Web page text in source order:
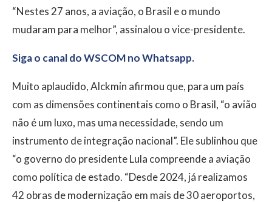
“Nestes 27 anos, a aviação, o Brasil e o mundo
mudaram para melhor”, assinalou o vice-presidente.
Siga o canal do WSCOM no Whatsapp.
Muito aplaudido, Alckmin afirmou que, para um país
com as dimensões continentais como o Brasil, “o avião
não é um luxo, mas uma necessidade, sendo um
instrumento de integração nacional”. Ele sublinhou que
“o governo do presidente Lula compreende a aviação
como política de estado. “Desde 2024, já realizamos
42 obras de modernização em mais de 30 aeroportos,